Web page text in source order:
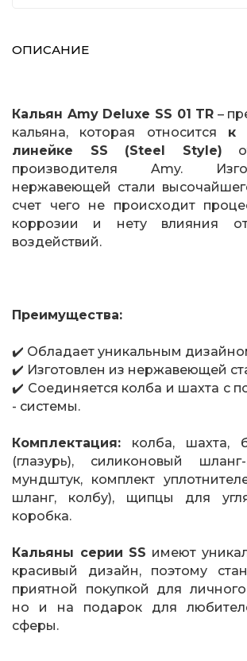
ОПИСАНИЕ
Кальян Amy Deluxe SS 01 TR –
кальяна, которая относится к
линейке SS (Steel Style)
производителя Amy.
нержавеющей стали
счет чего не происходит
коррозии и нету влияния
воздействий.
Преимущества:
✔️ Обладает уникальным
✔️ Изготовлен из нержавеющей
✔️ Соединяется колба и шахта с
- системы.
Комплектация: колба, шахта,
(глазурь), силиконовый
мундштук, комплект
шланг, колбу), щипцы для
коробка.
Кальяны серии SS имеют
красивый дизайн, поэтому
приятной покупкой для
но и на подарок для
сферы.